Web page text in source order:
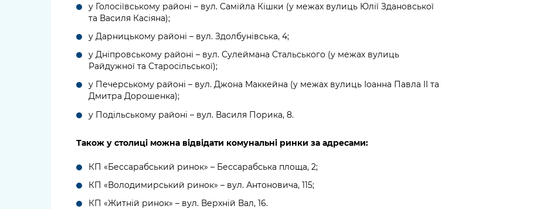
у Голосіївському районі – вул. Самійла Кішки (у межах вулиць Юлії Здановської
та Василя Касіяна);
у Дарницькому районі – вул. Здолбунівська, 4;
у Дніпровському районі – вул. Сулеймана Стальського (у межах вулиць
Райдужної та Старосільської);
у Печерському районі – вул. Джона Маккейна (у межах вулиць Іоанна Павла II та
Дмитра Дорошенка);
у Подільському районі – вул. Василя Порика, 8.
Також у столиці можна відвідати комунальні ринки за адресами:
КП «Бессарабський ринок» – Бессарабська площа, 2;
КП «Володимирський ринок» – вул. Антоновича, 115;
КП «Житній ринок» – вул. Верхній Вал, 16.